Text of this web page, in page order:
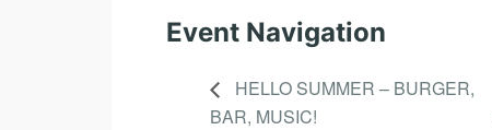
Event Navigation
HELLO SUMMER – BURGER,
BAR, MUSIC!